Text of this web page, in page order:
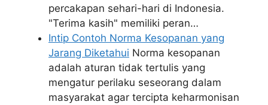
percakapan sehari-hari di Indonesia.
"Terima kasih" memiliki peran…
Intip Contoh Norma Kesopanan yang
Jarang Diketahui Norma kesopanan
adalah aturan tidak tertulis yang
mengatur perilaku seseorang dalam
masyarakat agar tercipta keharmonisan